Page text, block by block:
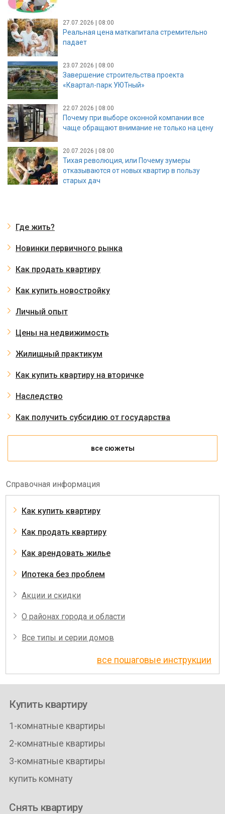
27.07.2026 | 08:00
Реальная цена маткапитала стремительно
падает
23.07.2026 | 08:00
Завершение строительства проекта
«Квартал-парк УЮТный»
22.07.2026 | 08:00
Почему при выборе оконной компании все
чаще обращают внимание не только на цену
20.07.2026 | 08:00
Тихая революция, или Почему зумеры
отказываются от новых квартир в пользу
старых дач
Где жить?
Новинки первичного рынка
Как продать квартиру
Как купить новостройку
Личный опыт
Цены на недвижимость
Жилищный практикум
Как купить квартиру на вторичке
Наследство
Как получить субсидию от государства
все сюжеты
Справочная информация
Как купить квартиру
Как продать квартиру
Как арендовать жилье
Ипотека без проблем
Акции и скидки
О районах города и области
Все типы и серии домов
все пошаговые инструкции
Купить квартиру
1-комнатные квартиры
2-комнатные квартиры
3-комнатные квартиры
купить комнату
Снять квартиру